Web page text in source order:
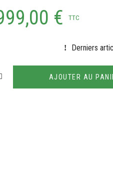
€ TTC
Derniers
AJOUTER AU